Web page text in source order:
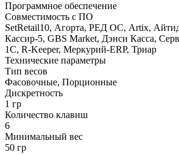
Программное обеспечение
Совместимость с ПО
SetRetail10, Агорта, РЕД ОС, Artix,
Кассир-5, GBS Market, Дэнси Касса,
1С, R-Keeper, Меркурий-ERP, Триар
Технические параметры
Тип весов
Фасовочные, Порционные
Дискретность
1 гр
Количество клавиш
6
Минимальный вес
50 гр